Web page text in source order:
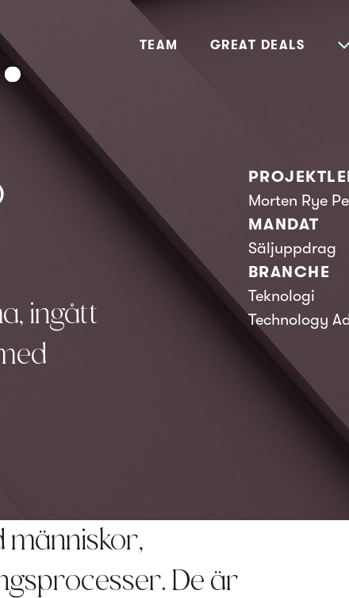
TEAM GREAT DEALS
ingått
Morten Rye
MANDAT
Säljuppdrag
BRANCHE
Teknologi
Technology
människor,
De är